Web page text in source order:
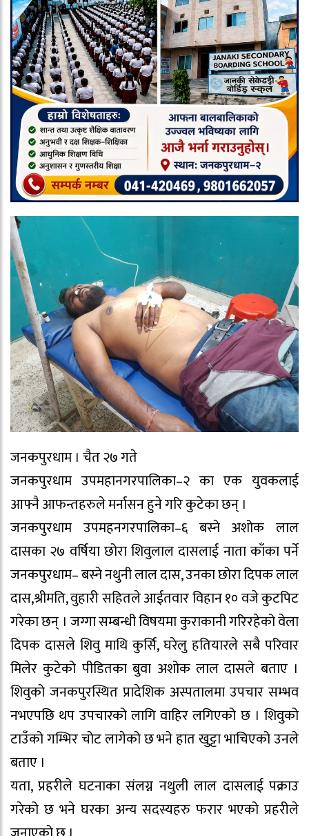
जनकपुरधाम । चैत २७ गते
जनकपुरधाम उपमहानगरपालिका–२ का एक युवकलाई
आफ्नै आफन्तहरुले मर्नासन हुने गरि कुटेका छन् ।
जनकपुरधाम उपमहनगरपालिका–६ बस्ने अशोक लाल
दासका २७ वर्षिया छोरा शिवुलाल दासलाई नाता काँका पर्ने
जनकपुरधाम– बस्ने नथुनी लाल दास, उनका छोरा दिपक लाल
दास,श्रीमति, वुहारी सहितले आईतवार विहान १० वजे कुटपिट
गरेका छन् । जग्गा सम्बन्धी विषयमा कुराकानी गरिरहेको वेला
दिपक दासले शिवु माथि कुर्सि, घरेलु हतियारले सबै परिवार
मिलेर कुटेको पीडितका बुवा अशोक लाल दासले बताए ।
शिवुको जनकपुरस्थित प्रादेशिक अस्पतालमा उपचार सम्भव
नभएपछि थप उपचारको लागि वाहिर लगिएको छ । शिवुको
टाउँको गम्भिर चोट लागेको छ भने हात खुट्टा भाचिएको उनले
बताए ।
यता, प्रहरीले घटनाका संलग्न नथुली लाल दासलाई पक्राउ
गरेको छ भने घरका अन्य सदस्यहरु फरार भएको प्रहरीले